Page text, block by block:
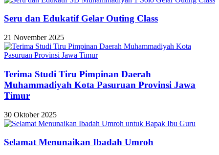
Seru dan Edukatif Gelar Outing Class
21 November 2025
Terima Studi Tiru Pimpinan Daerah
Muhammadiyah Kota Pasuruan Provinsi Jawa
Timur
30 Oktober 2025
Selamat Menunaikan Ibadah Umroh